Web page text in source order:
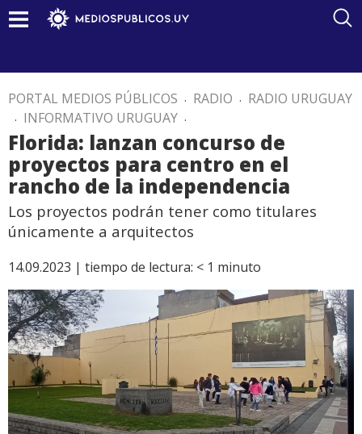
PORTAL MEDIOS PÚBLICOS . RADIO . RADIO URUGUAY
. INFORMATIVO URUGUAY .
Florida: lanzan concurso de
proyectos para centro en el
rancho de la independencia
Los proyectos podrán tener como titulares
únicamente a arquitectos
14.09.2023 | tiempo de lectura: < 1 minuto